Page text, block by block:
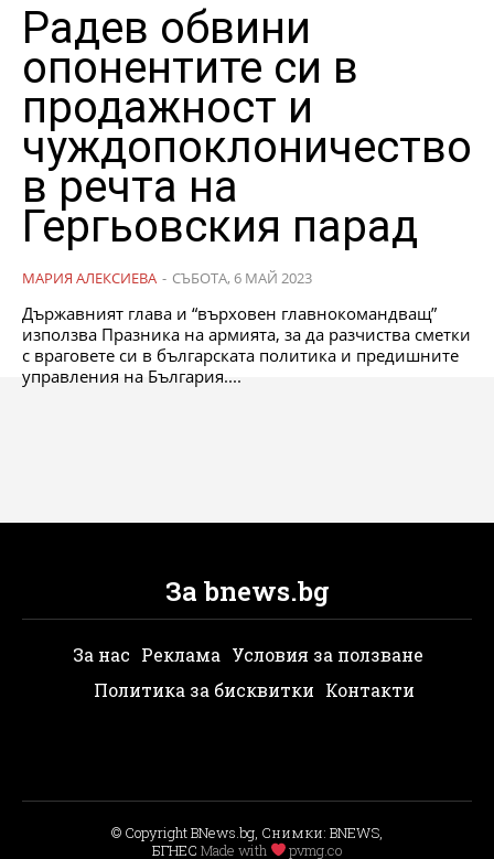
Радев обвини
опонентите си в
продажност и
чуждопоклоничество
в речта на
Гергьовския парад
МАРИЯ АЛЕКСИЕВА - СЪБОТА, 6 МАЙ 2023
Държавният глава и “върховен главнокомандващ”
използва Празника на армията, за да разчиства сметки
с враговете си в българската политика и предишните
управления на България....
За bnews.bg
За нас Реклама Условия за ползване
Политика за бисквитки Контакти
© Copyright BNews.bg, Снимки: BNEWS,
БГНЕС Мade with pvmg.co